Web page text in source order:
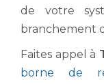
de votre
branchement
Faites appel à
borne de